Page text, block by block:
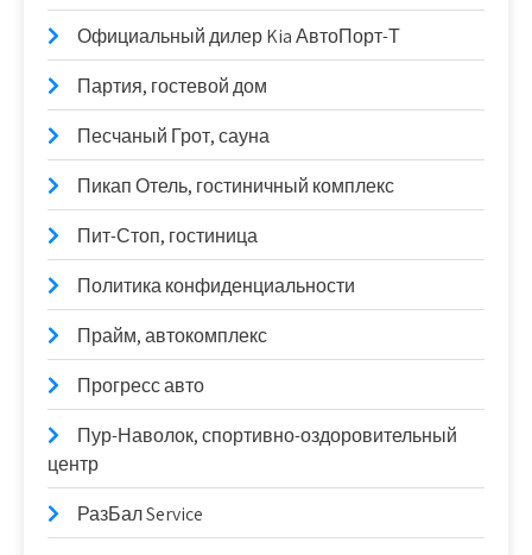
Официальный дилер Kia АвтоПорт-Т
Партия, гостевой дом
Песчаный Грот, сауна
Пикап Отель, гостиничный комплекс
Пит-Стоп, гостиница
Политика конфиденциальности
Прайм, автокомплекс
Прогресс авто
Пур-Наволок, спортивно-оздоровительный
центр
РазБал Service